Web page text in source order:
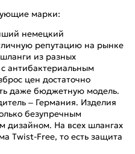
марки:
немецкий
репутацию на рынке
из разных
антибактериальным
цен достаточно
даже бюджетную модель.
– Германия. Изделия
безупречным
дизайном. На всех шлангах
Twist-Free, то есть защита